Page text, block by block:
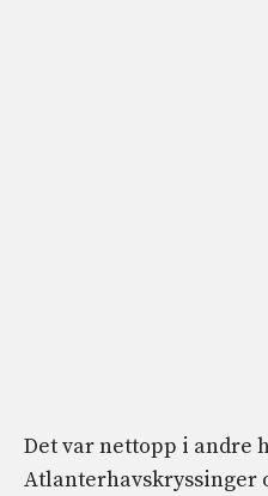
Det var nettopp i andre
Atlanterhavskryssinger